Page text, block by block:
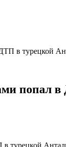
в турецкой
попал